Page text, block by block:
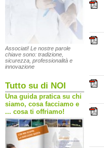
Associati! Le nostre parole
chiave sono: tradizione,
sicurezza, professionalità e
innovazione
Tutto su di NOI
Una guida pratica su chi
siamo, cosa facciamo e
... cosa ti offriamo!